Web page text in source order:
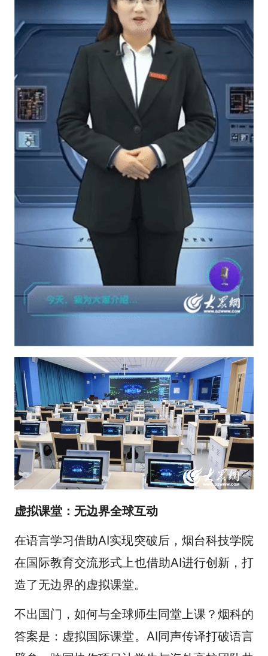
虚拟课堂：无边界全球互动
在语言学习借助AI实现突破后，烟台科技学院
在国际教育交流形式上也借助AI进行创新，打
造了无边界的虚拟课堂。
不出国门，如何与全球师生同堂上课？烟科的
答案是：虚拟国际课堂。AI同声传译打破语言